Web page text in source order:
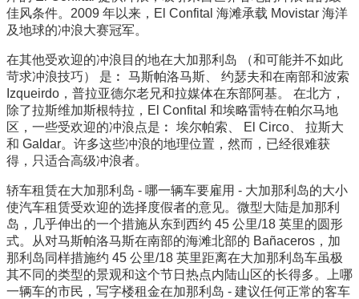
佳风条件。2009 年以来，El Confital 海滩承载 Movistar 海洋
及地球的冲浪大赛冠军。
在其他受欢迎的冲浪目的地在大加那利岛 （和可能并不如此
苛求冲浪技巧） 是︰ 马斯帕洛马斯、 约瑟夫和在南部和波索
Izqueirdo，普拉亚德尔老兄和拉媒体在东部阿基。 在北方，
除了拉斯维加斯根特拉，El Confital 和埃略雷特在帕尔马地
区，一些受欢迎的冲浪点是︰ 埃尔帕索、 El Circo、 拉斯大
和 Galdar。许多这些冲浪的地理位置，然而，已经很难获
得，只适合高级冲浪者。
轿车租赁在大加那利岛 - 哪一辆车要雇用 - 大加那利岛的大小
使汽车租赁受欢迎的选择度假者的意见。微型大陆是加那利
岛，几乎伸出的一个措施从东到西约 45 公里/18 英里的圆形
式。从对马斯帕洛马斯在南部的海滩北部的 Bañaceros，加
那利岛同样措施约 45 公里/18 英里距离在大加那利岛车虽极
其不同的类型的景观和这个节日热点内陆山区的长得多。上哪
一辆车的市民，写字楼租金在加那利岛 - 建议任何正常的客车